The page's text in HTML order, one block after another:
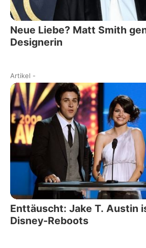
Neue Liebe? Matt Smith
Designerin
Artikel -
Enttäuscht: Jake T. Austin
Disney-Reboots